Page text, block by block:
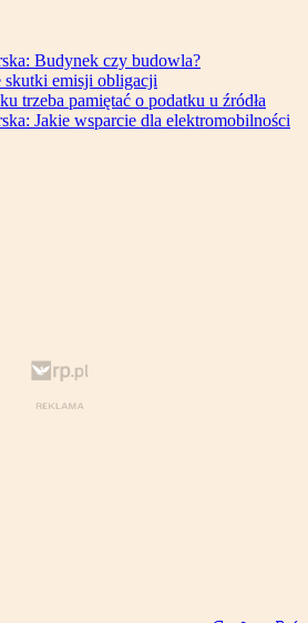
Budynek czy budowla?
skutki emisji obligacji
trzeba pamiętać o podatku u źródła
Jakie wsparcie dla elektromobilności